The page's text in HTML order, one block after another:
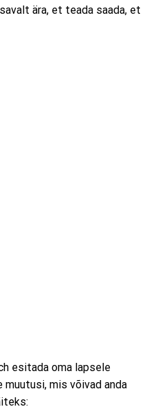
ära, et teada saada, et
esitada oma lapsele
mis võivad anda